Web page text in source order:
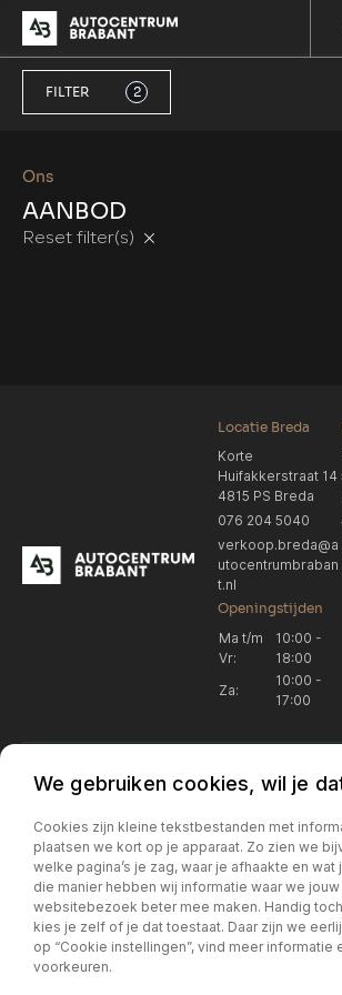
Ons
AANBOD
Reset filter(s)
FILTER 2
Locatie Breda
Korte
Huifakkerstraat 14
4815 PS Breda
076 204 5040
verkoop.breda@a
utocentrumbraban
t.nl
Openingstijden
Ma t/m
Vr:
10:00 -
18:00
Za:
10:00 -
17:00
Locatie Breda
076 204 5040
Locatie Breda
brabant.nl
Locatie Breda
Korte Huifakkerstraat 14
4815 PS Breda
We gebruiken cookies, wil je
Cookies zijn kleine tekstbestanden met
plaatsen we kort op je apparaat. Zo zien we
welke pagina’s je zag, waar je afhaakte en wat
die manier hebben wij informatie waar we jouw
websitebezoek beter mee maken. Handig
kies je zelf of je dat toestaat. Daar zijn we
op “Cookie instellingen”, vind meer informatie
voorkeuren.